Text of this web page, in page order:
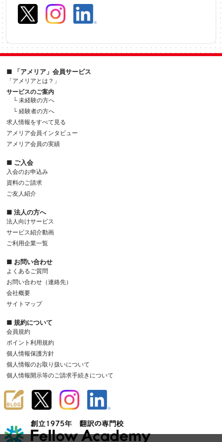
■ 「アメリア」会員サービス
「アメリアとは？」
サービスのご案内
└ 未経験の方へ
└ 経験者の方へ
求人情報をすべて見る
アメリア会員インタビュー
アメリア会員の実績
■ ご入会
入会のお申込み
資料のご請求
ご友人紹介
■ 法人の方へ
法人向けサービス
サービス紹介動画
ご利用企業一覧
■ お問い合わせ
よくあるご質問
お問い合わせ（連絡先）
会社概要
サイトマップ
■ 規約について
会員規約
ポイント利用規約
個人情報保護方針
個人情報のお取り扱いについて
個人情報開示等のご請求手続きについて